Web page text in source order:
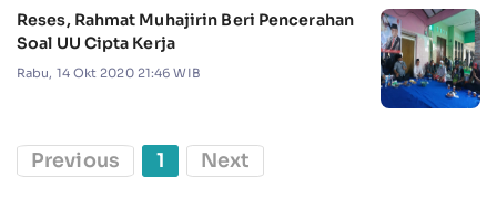
Reses, Rahmat Muhajirin Beri Pencerahan
Soal UU Cipta Kerja
Rabu, 14 Okt 2020 21:46 WIB
Previous 1 Next